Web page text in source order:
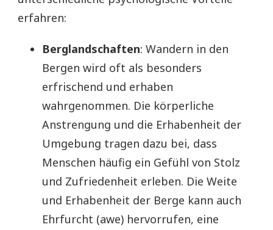
erfahren:
Berglandschaften: Wandern in den
Bergen wird oft als besonders
erfrischend und erhaben
wahrgenommen. Die körperliche
Anstrengung und die Erhabenheit der
Umgebung tragen dazu bei, dass
Menschen häufig ein Gefühl von Stolz
und Zufriedenheit erleben. Die Weite
und Erhabenheit der Berge kann auch
Ehrfurcht (awe) hervorrufen, eine